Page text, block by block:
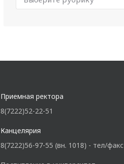
Приемная ректора
8(7222)52-22-51
Канцелярия
8(7222)56-97-55 (вн. 1018) - тел/факс